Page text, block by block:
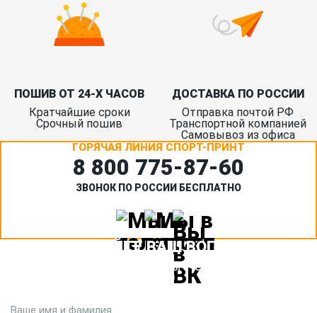
ПОШИВ ОТ 24-Х ЧАСОВ
Кратчайшие сроки
Срочный пошив
ДОСТАВКА ПО РОССИИ
Отправка почтой РФ
Транспортной компанией
Самовывоз из офиса
ГОРЯЧАЯ ЛИНИЯ СПОРТ-ПРИНТ
8 800 775‑87-60
ЗВОНОК ПО РОССИИ БЕСПЛАТНО
ЗАДАЙТЕ ВАШ ВОПРОС
Или кратко опишите ситуацию. Мы очень быстро свяжемся с
вами :)